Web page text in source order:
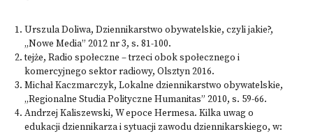
Urszula Doliwa, Dziennikarstwo obywatelskie, czyli jakie?,
„Nowe Media” 2012 nr 3, s. 81-100.
tejże, Radio społeczne – trzeci obok społecznego i
komercyjnego sektor radiowy, Olsztyn2016.
MichałKaczmarczyk, Lokalne dziennikarstwo obywatelskie,
„Regionalne Studia Polityczne Humanitas” 2010, s. 59-66.
Andrzej Kaliszewski, W epoce Hermesa. Kilka uwag o
edukacji dziennikarza i sytuacji zawodu dziennikarskiego, w: